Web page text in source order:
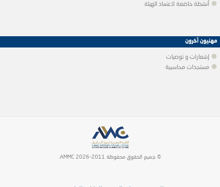
أنشطة خاضعة لاعتماد الهيئة
مهنيون آخرون
إشعارات و توصيات
مستجدات محاسبية
© جميع الحقوق محفوظة 2011-2026 AMMC.